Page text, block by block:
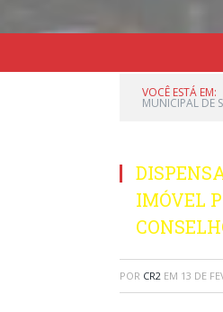
VOCÊ ESTÁ EM:
MUNICIPAL DE
IMÓVEL
POR CR2 EM 13 DE